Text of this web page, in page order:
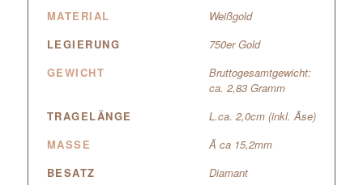
MATERIAL
Weißgold
LEGIERUNG
750er Gold
GEWICHT
Bruttogesamtgewicht:
ca. 2,83 Gramm
TRAGELÄNGE
L.ca. 2,0cm (inkl. Ãse)
MASSE
Ã ca 15,2mm
BESATZ
Diamant